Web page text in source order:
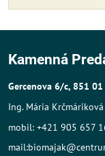
Kamenná
Gercenova 6/c, 851
Ing. Mária Krčmáriková
mobil: +421 905 657